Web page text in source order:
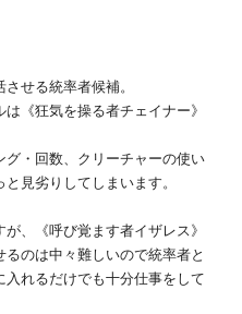
せる統率者候補。
《狂気を操る者チェイナー》
・回数、クリーチャーの使い
見劣りしてしまいます。
、《呼び覚ます者イザレス》
のは中々難しいので統率者と
れるだけでも十分仕事をして